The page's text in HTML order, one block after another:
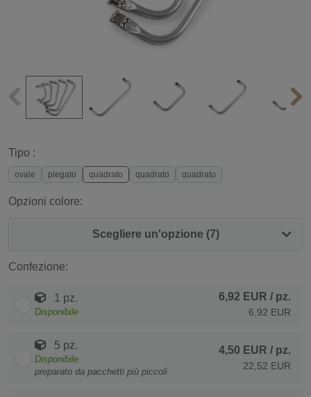
Tipo :
ovale piegato quadrato quadrato quadrato
Opzioni colore:
Scegliere un'opzione (7)
Confezione:
1 pz.
Disponibile
6,92 EUR / pz.
6,92 EUR
5 pz.
Disponibile
preparato da pacchetti più piccoli
4,50 EUR / pz.
22,52 EUR